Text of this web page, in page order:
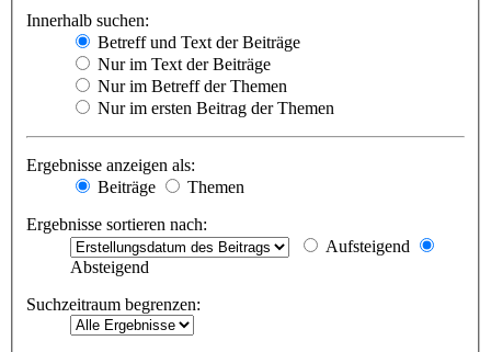
Innerhalb suchen:
Betreff und Text der Beiträge
Nur im Text der Beiträge
Nur im Betreff der Themen
Nur im ersten Beitrag der Themen
Ergebnisse anzeigen als:
Beiträge
Themen
Ergebnisse sortieren nach:
Aufsteigend
Absteigend
Suchzeitraum begrenzen: